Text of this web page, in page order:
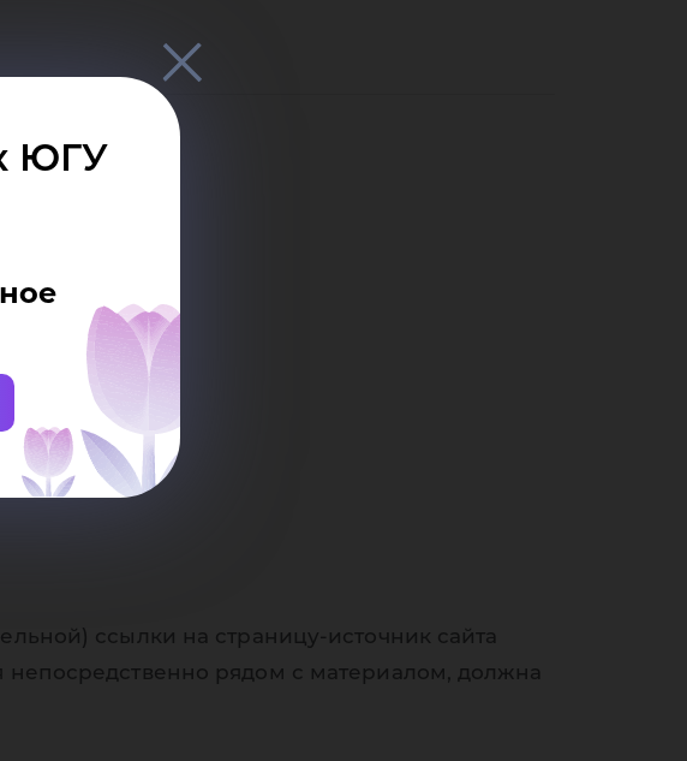
ЮГУ
ссылки на страницу-источник сайта
непосредственно рядом с материалом, должна